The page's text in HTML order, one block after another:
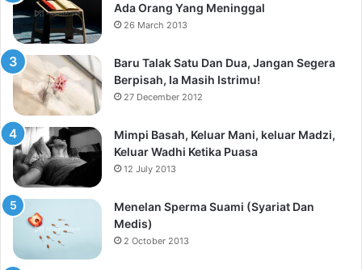
Ada Orang Yang Meninggal
26 March 2013
Baru Talak Satu Dan Dua, Jangan Segera
Berpisah, Ia Masih Istrimu!
27 December 2012
Mimpi Basah, Keluar Mani, keluar Madzi,
Keluar Wadhi Ketika Puasa
12 July 2013
Menelan Sperma Suami (Syariat Dan
Medis)
2 October 2013